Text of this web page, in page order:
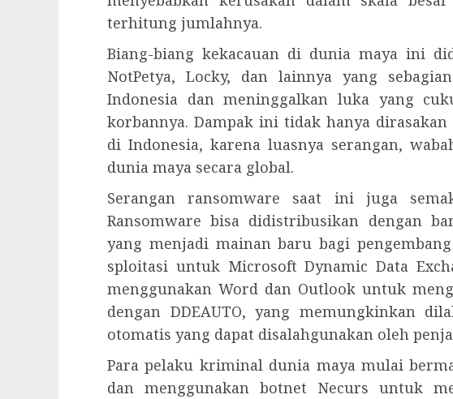
terhitung jumlahnya.
Biang-biang kekacauan di dunia maya ini
NotPetya, Locky, dan lainnya yang
Indonesia dan meninggalkan luka yang
korbannya. Dampak ini tidak hanya
di Indonesia, karena luasnya serangan,
dunia maya secara global.
Serangan ransomware saat ini juga
Ransomware bisa didistribusikan dengan
yang menjadi mainan baru bagi
sploitasi untuk Microsoft Dynamic Data
menggunakan Word dan Outlook untuk
dengan DDEAUTO, yang memungkinkan
otomatis yang dapat disalahgunakan oleh
Para pelaku kriminal dunia maya mulai
dan menggunakan botnet Necurs untuk